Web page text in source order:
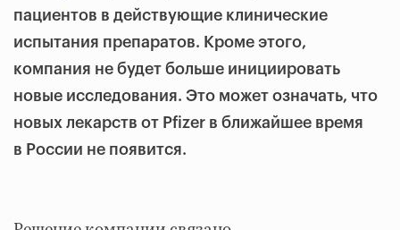
пациентов в действующие клинические
испытания препаратов. Кроме этого,
компания не будет больше инициировать
новые исследования. Это может означать, что
новых лекарств от Pfizer в ближайшее время
в России не появится.